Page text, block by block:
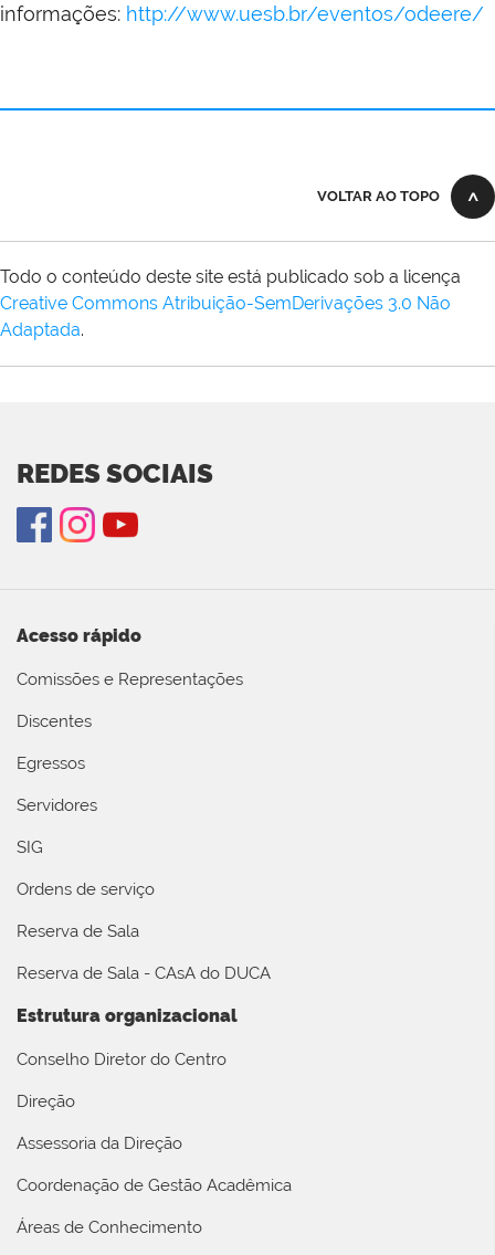
informações: http://www.uesb.br/eventos/odeere/
VOLTAR AO TOPO
Todo o conteúdo deste site está publicado sob a licença
Creative Commons Atribuição-SemDerivações 3.0 Não
Adaptada.
REDES SOCIAIS
Acesso rápido
Comissões e Representações
Discentes
Egressos
Servidores
SIG
Ordens de serviço
Reserva de Sala
Reserva de Sala - CAsA do DUCA
Estrutura organizacional
Conselho Diretor do Centro
Direção
Assessoria da Direção
Coordenação de Gestão Acadêmica
Áreas de Conhecimento